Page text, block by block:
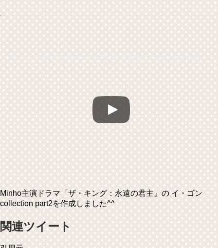
イ・ミンホ Lee Min Ho 이민호 李敏鎬『Lee Gon Collection ②』
Minho主演ドラマ「ザ・キング：永遠の君主』の イ・ゴン
collection part2を作成しました^^
関連ツイート